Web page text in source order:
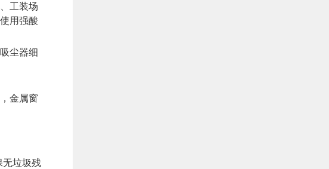
工装场
用强酸
尘器细
金属窗
无垃圾残